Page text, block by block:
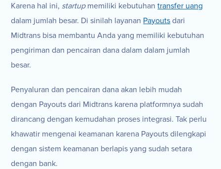
Karena hal ini, startupmemiliki kebutuhantransfer uang
dalam jumlah besar. Di sinilah layanan Payouts dari
Midtrans bisa membantu Anda yang memiliki kebutuhan
pengiriman dan pencairan dana dalam dalam jumlah
besar.
Penyaluran dan pencairan dana akan lebih mudah
dengan Payouts dari Midtrans karena platformnya sudah
dirancang dengan kemudahan proses integrasi. Tak perlu
khawatir mengenai keamanan karena Payouts dilengkapi
dengan sistem keamanan berlapis yang sudah setara
dengan bank.